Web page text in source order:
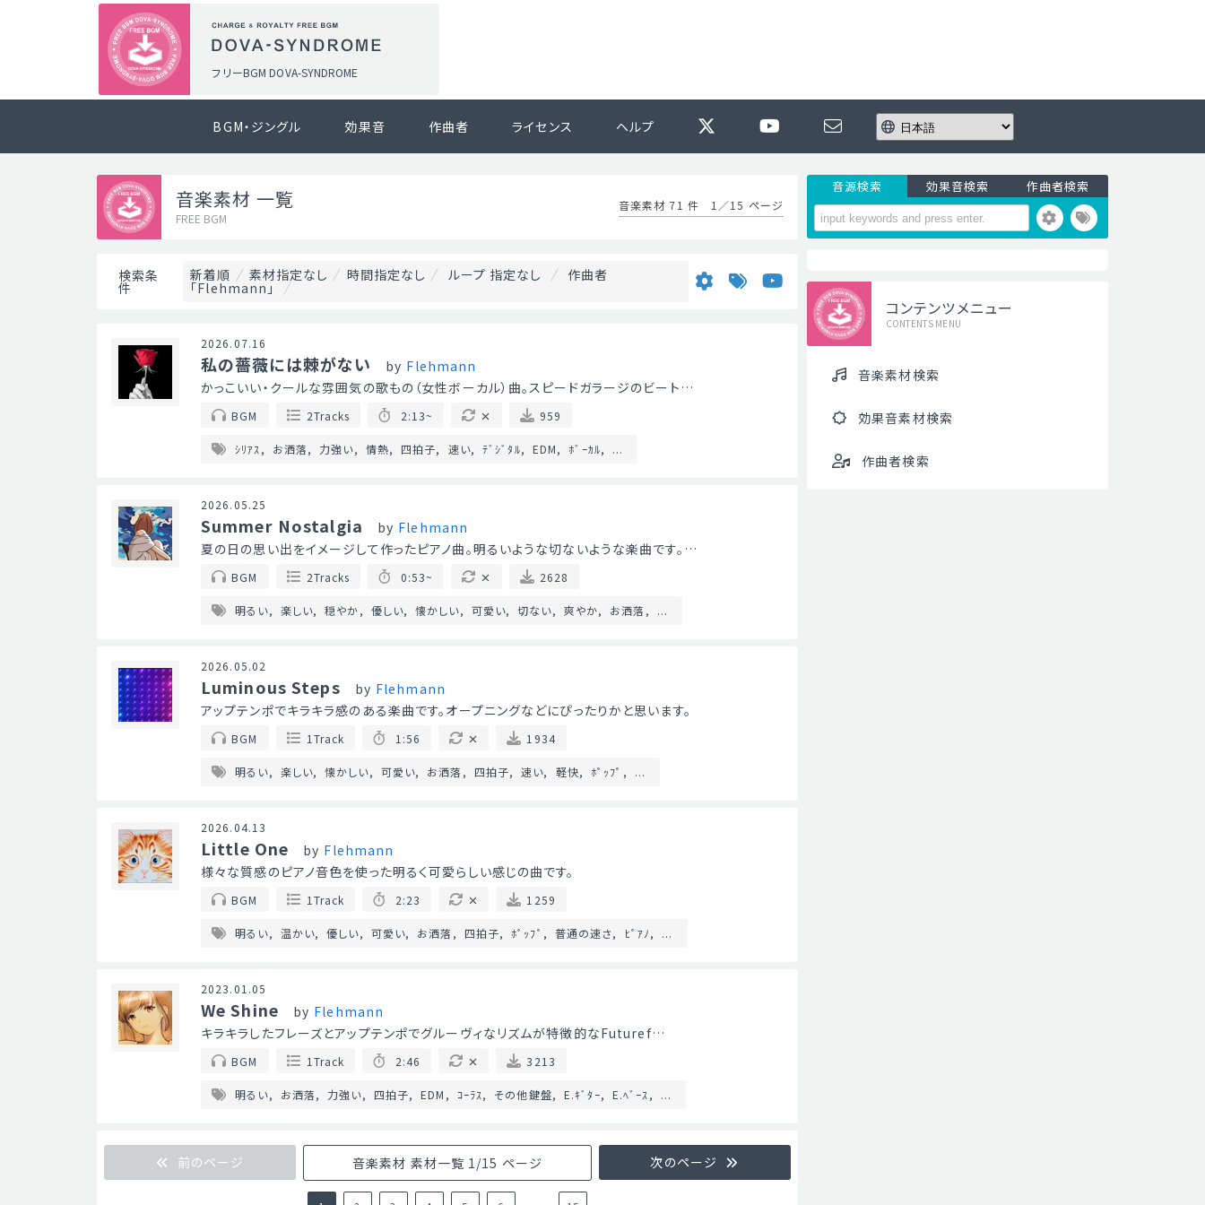
フリーBGM DOVA-SYNDROME
BGM・ジングル 効果音 作曲者 ライセンス ヘルプ
音楽素材 一覧
FREE BGM
音楽素材 71 件 1／15 ページ
検索条
件
新着順 素材指定なし 時間指定なし ループ 指定なし 作曲者
「Flehmann」
2026.07.16
私の薔薇には棘がない by Flehmann
かっこいい・クールな雰囲気の歌もの（女性ボーカル）曲。スピードガラージのビート…
BGM 2Tracks 2:13~ 959
ｼﾘｱｽ お洒落 力強い 情熱 四拍子 速い ﾃﾞｼﾞﾀﾙ EDM ﾎﾞｰｶﾙ ...
2026.05.25
Summer Nostalgia by Flehmann
夏の日の思い出をイメージして作ったピアノ曲。明るいような切ないような楽曲です。…
BGM 2Tracks 0:53~ 2628
明るい 楽しい 穏やか 優しい 懐かしい 可愛い 切ない 爽やか お洒落 ...
2026.05.02
Luminous Steps by Flehmann
アップテンポでキラキラ感のある楽曲です。オープニングなどにぴったりかと思います。
BGM 1Track 1:56 1934
明るい 楽しい 懐かしい 可愛い お洒落 四拍子 速い 軽快 ﾎﾟｯﾌﾟ ...
2026.04.13
Little One by Flehmann
様々な質感のピアノ音色を使った明るく可愛らしい感じの曲です。
BGM 1Track 2:23 1259
明るい 温かい 優しい 可愛い お洒落 四拍子 ﾎﾟｯﾌﾟ 普通の速さ ﾋﾟｱﾉ ...
2023.01.05
We Shine by Flehmann
キラキラしたフレーズとアップテンポでグルーヴィなリズムが特徴的なFuturef…
BGM 1Track 2:46 3213
明るい お洒落 力強い 四拍子 EDM ｺｰﾗｽ その他鍵盤 E.ｷﾞﾀｰ E.ﾍﾞｰｽ ...
前のページ 音楽素材 素材一覧 1/15 ページ 次のページ
音源検索 効果音検索 作曲者検索
コンテンツメニュー
CONTENTS MENU
音楽素材検索
効果音素材検索
作曲者検索